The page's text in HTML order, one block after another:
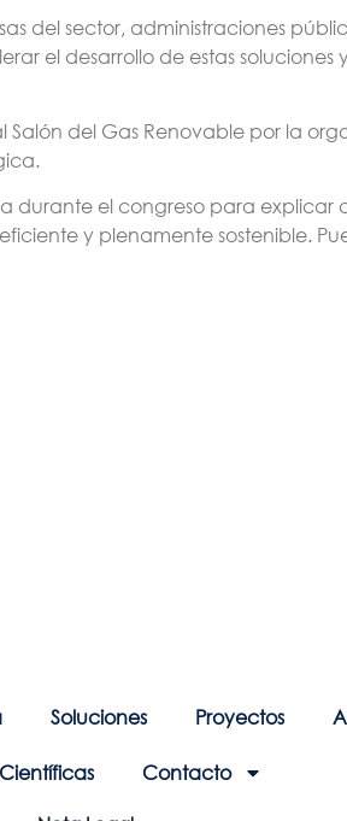
del sector, administraciones
el desarrollo de estas
del Gas Renovable por la
durante el congreso para
y plenamente sostenible.
Soluciones Proyectos
Contacto